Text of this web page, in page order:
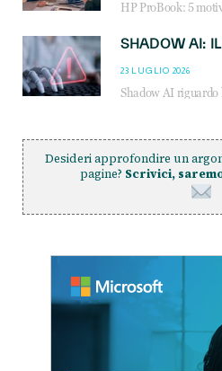
23 LUGLIO 2026
Desideri approfondire un
pagine? Scrivici,